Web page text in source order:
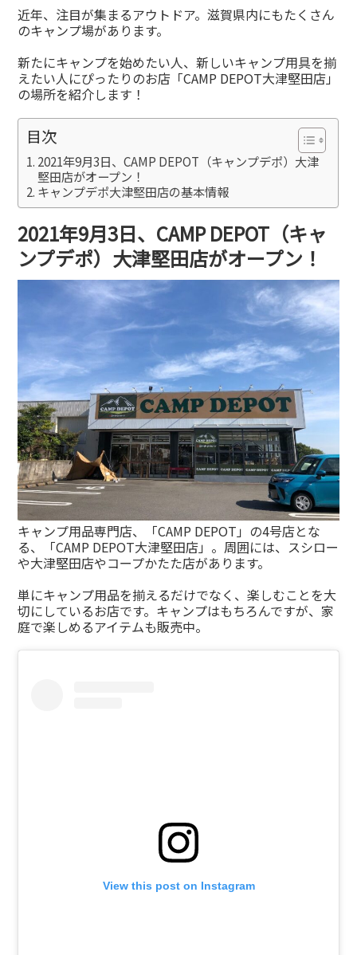
有
近年、注目が集まるアウトドア。滋賀県内にもたくさん
のキャンプ場があります。
新たにキャンプを始めたい人、新しいキャンプ用具を揃
えたい人にぴったりのお店「CAMP DEPOT大津堅田店」
の場所を紹介します！
目次
2021年9月3日、CAMP DEPOT（キャンプデポ）大津
堅田店がオープン！
キャンプデポ大津堅田店の基本情報
2021年9月3日、CAMP DEPOT（キャ
ンプデポ）大津堅田店がオープン！
キャンプ用品専門店、「CAMP DEPOT」の4号店とな
る、「CAMP DEPOT大津堅田店」。周囲には、スシロー
や大津堅田店やコープかたた店があります。
単にキャンプ用品を揃えるだけでなく、楽しむことを大
切にしているお店です。キャンプはもちろんですが、家
庭で楽しめるアイテムも販売中。
View this post on Instagram